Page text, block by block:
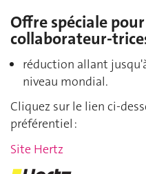
Offre spéciale
collaborateur-
réduction allant
niveau mondial.
Cliquez sur le lien ci-
préférentiel :
Site Hertz